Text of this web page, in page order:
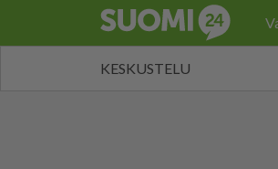
KESKUSTELU